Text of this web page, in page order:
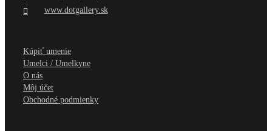
www.dotgallery.sk
Kúpiť umenie
Umelci / Umelkyne
O nás
Môj účet
Obchodné podmienky